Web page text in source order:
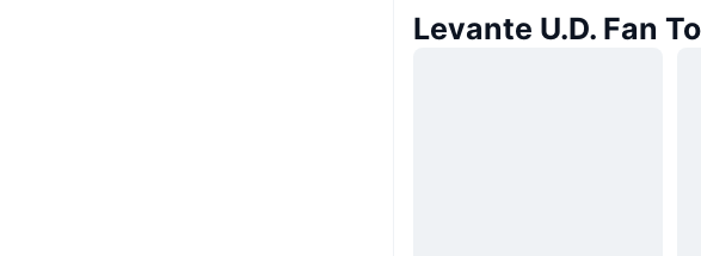
Levante U.D. Fan